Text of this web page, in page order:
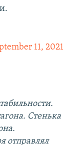
11, 2021
Стенька
отправлял